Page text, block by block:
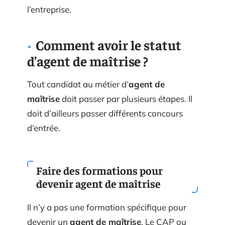
l’entreprise.
Comment avoir le statut
d’agent de maîtrise ?
Tout candidat au métier d’agent de
maîtrisedoit passer par plusieurs étapes. Il
doit d’ailleurs passer différents concours
d’entrée.
Faire des formations pour
devenir agent de maîtrise
Il n’y a pas une formation spécifique pour
devenir un agent de maîtrise. Le CAP ou